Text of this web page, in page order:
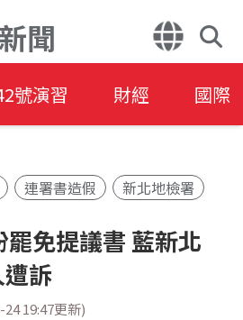
新聞
號演習 財經 國際
連署書造假 新北地檢署
免提議書 藍新北
訴
19:47更新)